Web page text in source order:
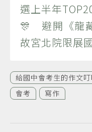
選上半年
🎊 避開《龍
故宮北院限展
給國中會考生的作文
會考
寫作